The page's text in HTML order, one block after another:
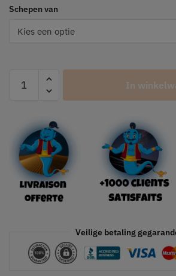
Schepen van
In
Veilige betaling